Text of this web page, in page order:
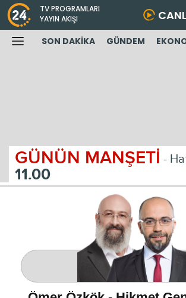
TV PROGRAMLARI
YAYIN AKIŞI
SON DAKİKA GÜNDEM
GÜNÜN MANŞETİ -
11.00